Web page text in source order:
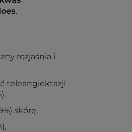
.
rozjaśnia i
teleangiektazji
skórę,